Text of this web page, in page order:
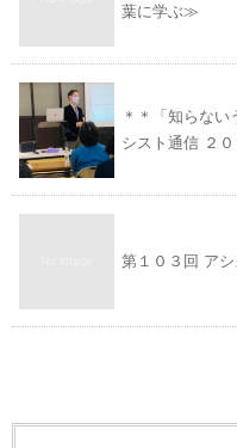
葉に学ぶ≫
＊＊「知らな
シスト通信 ２
第１０３回 ア